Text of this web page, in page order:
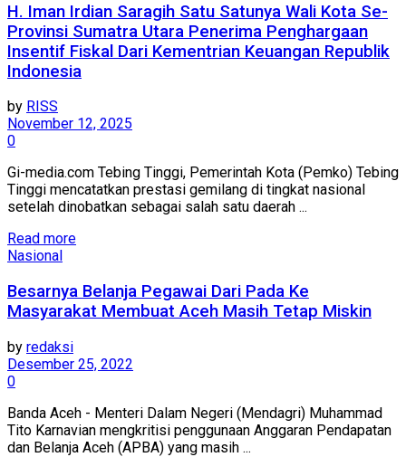
H. Iman Irdian Saragih Satu Satunya Wali Kota Se-
Provinsi Sumatra Utara Penerima Penghargaan
Insentif Fiskal Dari Kementrian Keuangan Republik
Indonesia
by RISS
November 12, 2025
0
Gi-media.com Tebing Tinggi, Pemerintah Kota (Pemko) Tebing
Tinggi mencatatkan prestasi gemilang di tingkat nasional
setelah dinobatkan sebagai salah satu daerah ...
Read more
Nasional
Besarnya Belanja Pegawai Dari Pada Ke
Masyarakat Membuat Aceh Masih Tetap Miskin
by redaksi
Desember 25, 2022
0
Banda Aceh - Menteri Dalam Negeri (Mendagri) Muhammad
Tito Karnavian mengkritisi penggunaan Anggaran Pendapatan
dan Belanja Aceh (APBA) yang masih ...